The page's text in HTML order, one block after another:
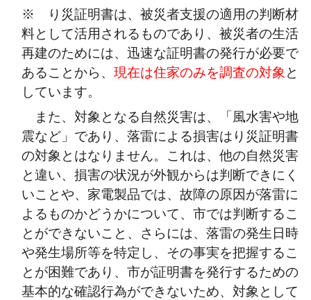
※ り災証明書は、被災者支援の適用の判断材
料として活用されるものであり、被災者の生活
再建のためには、迅速な証明書の発行が必要で
あることから、現在は住家のみを調査の対象と
しています。
また、対象となる自然災害は、「風水害や地
震など」であり、落雷による損害はり災証明書
の対象とはなりません。これは、他の自然災害
と違い、損害の状況が外観からは判断できにく
いことや、家電製品では、故障の原因が落雷に
よるものかどうかについて、市では判断するこ
とができないこと、さらには、落雷の発生日時
や発生場所等を特定し、その事実を把握するこ
とが困難であり、市が証明書を発行するための
基本的な確認行為ができないため、対象として